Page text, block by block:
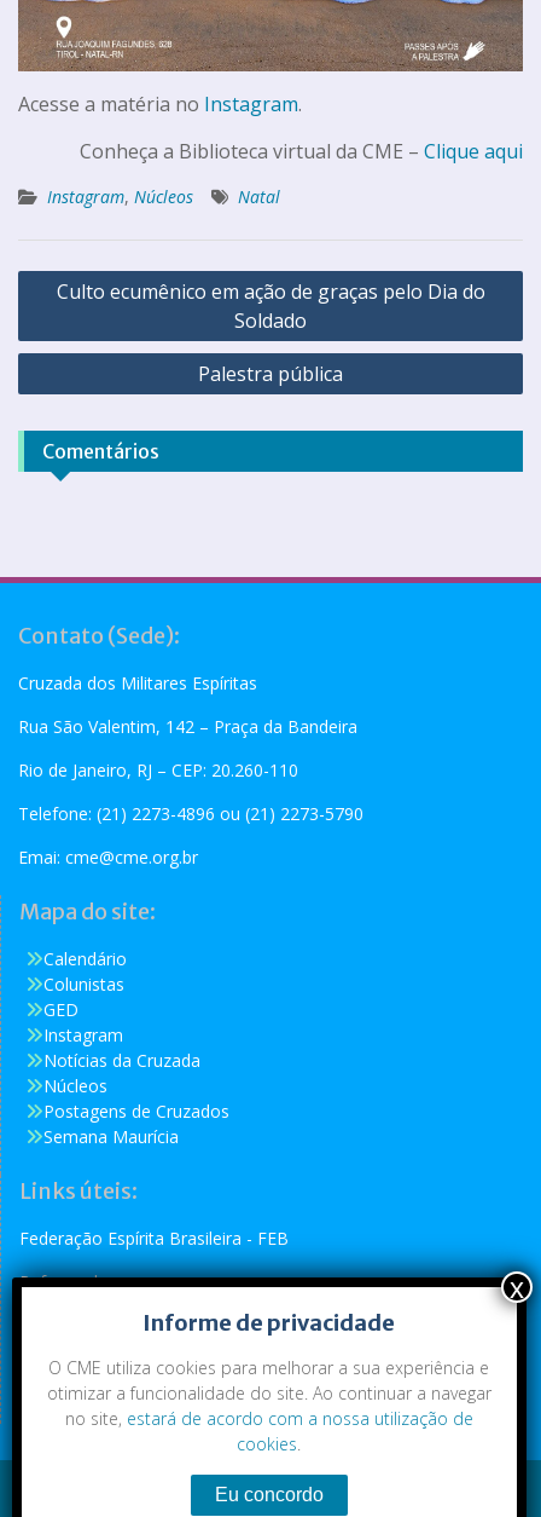
Acesse a matéria no Instagram.
Conheça a Biblioteca virtual da CME – Clique aqui
Instagram, Núcleos Natal
Culto ecumênico em ação de graças pelo Dia do
Soldado
Palestra pública
Comentários
Contato (Sede):
Cruzada dos Militares Espíritas
Rua São Valentim, 142 – Praça da Bandeira
Rio de Janeiro, RJ – CEP: 20.260-110
Telefone: (21) 2273-4896 ou (21) 2273-5790
Emai: cme@cme.org.br
Mapa do site:
Calendário
Colunistas
GED
Instagram
Notícias da Cruzada
Núcleos
Postagens de Cruzados
Semana Maurícia
Links úteis:
Federação Espírita Brasileira - FEB
Reformador
Conselho Espírita Internacional - CEI
Conteúdo exclusivo da CME. Todos os direitos reservados.
Informe de privacidade
O CME utiliza cookies para melhorar a sua experiência e
otimizar a funcionalidade do site. Ao continuar a navegar
no site, estará de acordo com a nossa utilização de
cookies.